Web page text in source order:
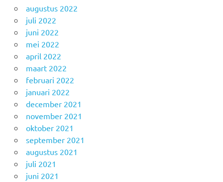
augustus 2022
juli 2022
juni 2022
mei 2022
april 2022
maart 2022
februari 2022
januari 2022
december 2021
november 2021
oktober 2021
september 2021
augustus 2021
juli 2021
juni 2021